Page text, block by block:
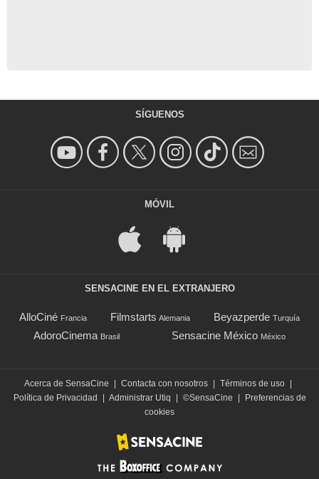
SÍGUENOS
MÓVIL
SENSACINE EN EL EXTRANJERO
AlloCiné Francia Filmstarts Alemania Beyazperde Turquía
AdoroCinema Brasil Sensacine México México
Acerca de SensaCine | Contacta con nosotros | Términos de uso |
Política de Privacidad
| Administrar Utiq | ©SensaCine |
Preferencias de
cookies